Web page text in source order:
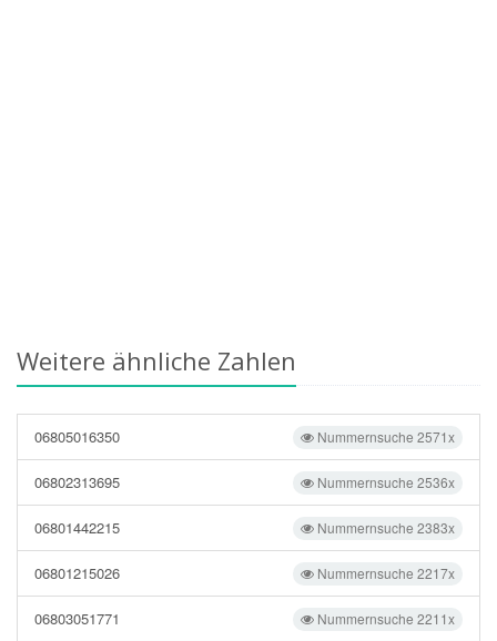
Weitere ähnliche Zahlen
Nummernsuche 2571x
06805016350
Nummernsuche 2536x
06802313695
Nummernsuche 2383x
06801442215
Nummernsuche 2217x
06801215026
Nummernsuche 2211x
06803051771